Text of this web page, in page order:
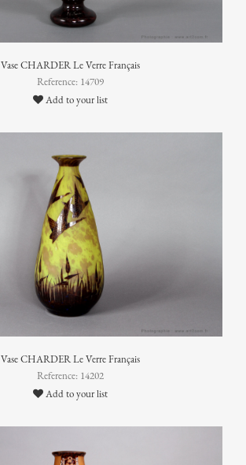
Vase CHARDER Le Verre Français
Reference: 14709
Add to your list
Vase CHARDER Le Verre Français
Reference: 14202
Add to your list